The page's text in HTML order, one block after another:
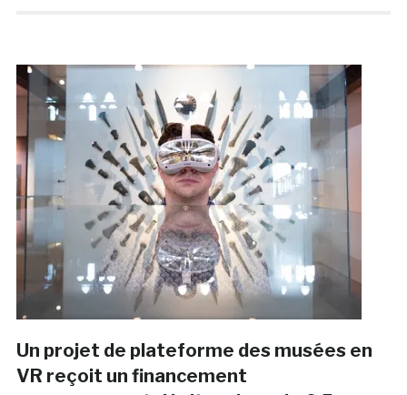
Un projet de plateforme des musées en
VR reçoit un financement